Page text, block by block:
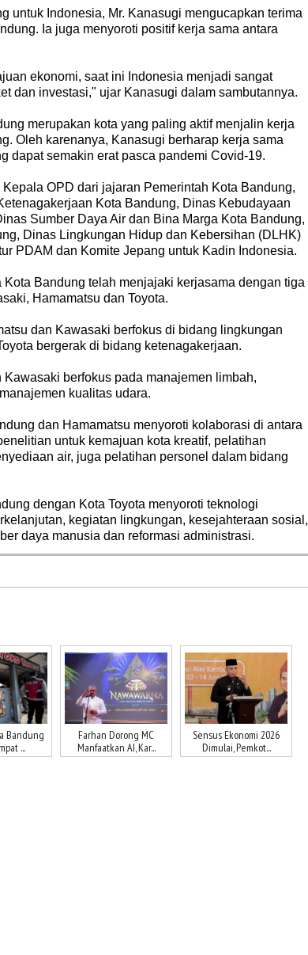
untuk Indonesia, Mr. Kanasugi mengucapkan terima
Ia juga menyoroti positif kerja sama antara
ekonomi, saat ini Indonesia menjadi sangat
dan investasi," ujar Kanasugi dalam sambutannya.
merupakan kota yang paling aktif menjalin kerja
Oleh karenanya, Kanasugi berharap kerja sama
dapat semakin erat pasca pandemi Covid-19.
OPD dari jajaran Pemerintah Kota Bandung,
Kota Bandung, Dinas Kebudayaan
Sumber Daya Air dan Bina Marga Kota Bandung,
Dinas Lingkungan Hidup dan Kebersihan (DLHK)
PDAM dan Komite Jepang untuk Kadin Indonesia.
Bandung telah menjajaki kerjasama dengan tiga
Hamamatsu dan Toyota.
dan Kawasaki berfokus di bidang lingkungan
bergerak di bidang ketenagakerjaan.
berfokus pada manajemen limbah,
kualitas udara.
dan Hamamatsu menyoroti kolaborasi di antara
untuk kemajuan kota kreatif, pelatihan
air, juga pelatihan personel dalam bidang
dengan Kota Toyota menyoroti teknologi
kegiatan lingkungan, kesejahteraan sosial,
daya manusia dan reformasi administrasi.
Bandung
...
Farhan Dorong MC
Manfaatkan AI, Kar...
Sensus Ekonomi 2026
Dimulai, Pemkot...